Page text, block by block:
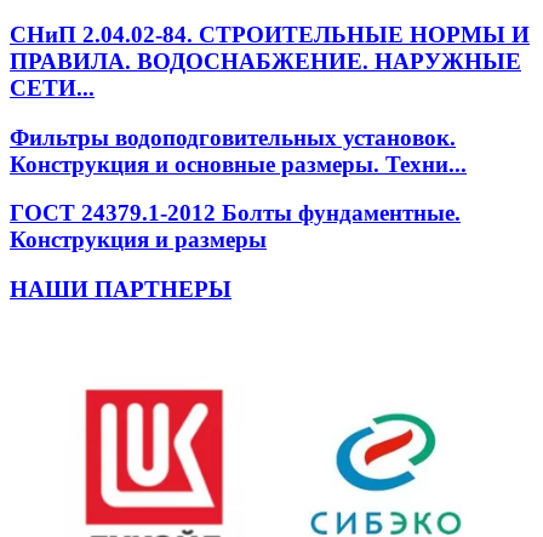
СНиП 2.04.02-84. СТРОИТЕЛЬНЫЕ НОРМЫ И
ПРАВИЛА. ВОДОСНАБЖЕНИЕ. НАРУЖНЫЕ
СЕТИ...
Фильтры водоподговительных установок.
Конструкция и основные размеры. Техни...
ГОСТ 24379.1-2012 Болты фундаментные.
Конструкция и размеры
НАШИ ПАРТНЕРЫ